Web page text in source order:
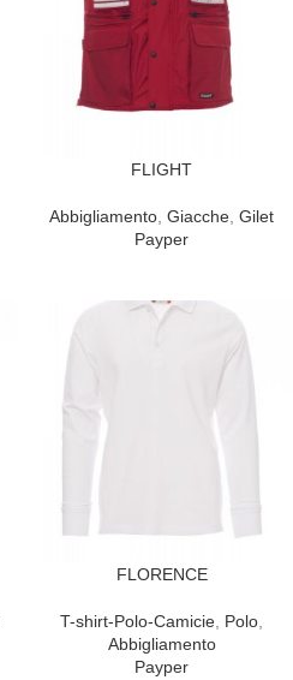
FLIGHT
Abbigliamento Giacche Gilet
Payper
FLORENCE
T-shirt-Polo-Camicie Polo
Abbigliamento
Payper